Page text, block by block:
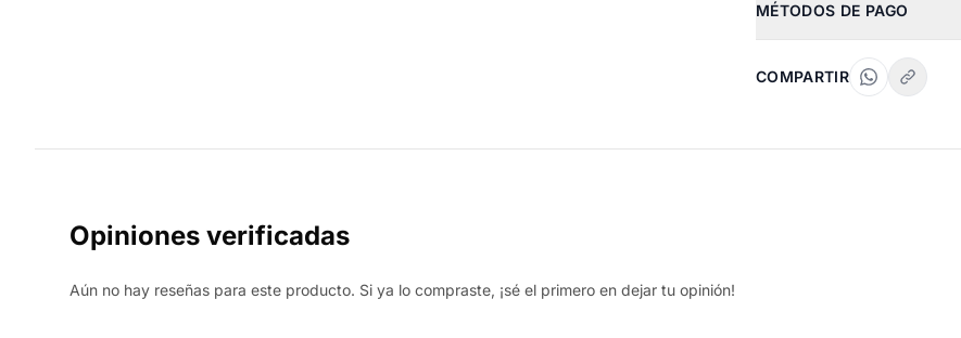
MÉTODOS DE PAGO
COMPARTIR
Opiniones verificadas
Aún no hay reseñas para este producto. Si ya lo compraste, ¡sé el primero en dejar tu opinión!